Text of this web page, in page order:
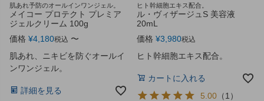
肌あれ予防のオールインワンジェル。
メイコー プロテクト プレミア
ジェルクリーム 100g
価格 ¥4,180税込 〜
肌あれ、ニキビを防ぐオールイ
ンワンジェル。
詳細を見る
ヒト幹細胞エキス配合。
ル・ヴィザージュS 美容液
20mL
価格 ¥3,980税込
ヒト幹細胞エキス配合。
カートに入れる
5.00 （1 ）